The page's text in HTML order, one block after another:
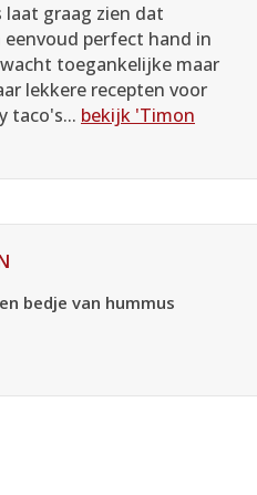
graag zien dat
perfect hand in
toegankelijke maar
lekkere recepten voor
taco's... bekijk 'Timon
bedje van hummus